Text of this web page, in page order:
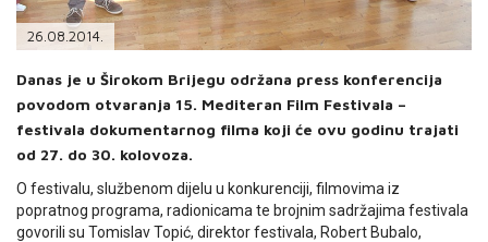
PODRŠKA
TELEFONSKI IMENIK
26.08.2014.
Danas je u Širokom Brijegu održana press konferencija
povodom otvaranja 15. Mediteran Film Festivala –
festivala dokumentarnog filma koji će ovu godinu trajati
od 27. do 30. kolovoza.
O festivalu, službenom dijelu u konkurenciji, filmovima iz
popratnog programa, radionicama te brojnim sadržajima festivala
govorili su Tomislav Topić, direktor festivala, Robert Bubalo,